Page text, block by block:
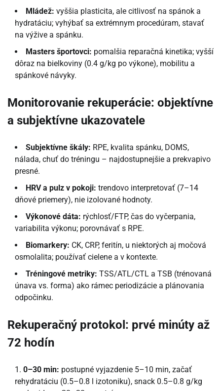
Mládež: vyššia plasticita, ale citlivosť na spánok a
hydratáciu; vyhýbať sa extrémnym procedúram, stavať
na výžive a spánku.
Masters športovci: pomalšia reparačná kinetika; vyšší
dôraz na bielkoviny (0.4 g/kg po výkone), mobilitu a
spánkové návyky.
Monitorovanie rekuperácie: objektívne
a subjektívne ukazovatele
Subjektívne škály: RPE, kvalita spánku, DOMS,
nálada, chuť do tréningu – najdostupnejšie a prekvapivo
presné.
HRV a pulz v pokoji: trendovo interpretovať (7–14
dňové priemery), nie izolované hodnoty.
Výkonové dáta: rýchlosť/FTP, čas do vyčerpania,
variabilita výkonu; porovnávať s RPE.
Biomarkery: CK, CRP, feritín, u niektorých aj močová
osmolalita; používať cielene a v kontexte.
Tréningové metriky: TSS/ATL/CTL a TSB (trénovaná
únava vs. forma) ako rámec periodizácie a plánovania
odpočinku.
Rekuperačný protokol: prvé minúty až
72 hodín
0–30 min: postupné vyjazdenie 5–10 min, začať
rehydratáciu (0.5–0.8 l izotoniku), snack 0.5–0.8 g/kg